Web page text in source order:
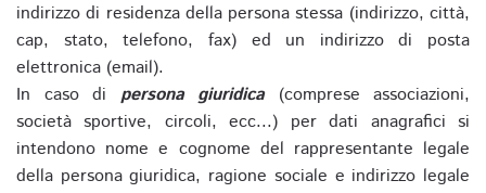
indirizzo di residenza della persona stessa (indirizzo, città,
cap, stato, telefono, fax) ed un indirizzo di posta
elettronica (email).
In caso di persona giuridica(comprese associazioni,
società sportive, circoli, ecc...) per dati anagrafici si
intendono nome e cognome del rappresentante legale
della persona giuridica, ragione sociale e indirizzo legale